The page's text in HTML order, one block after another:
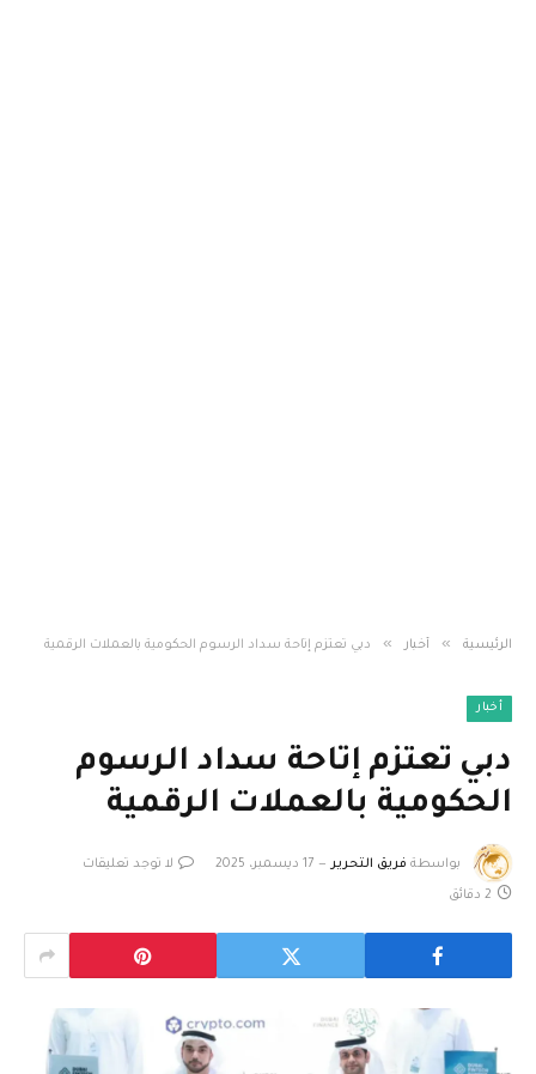
الرئيسية » أخبار » دبي تعتزم إتاحة سداد الرسوم الحكومية بالعملات الرقمية
أخبار
دبي تعتزم إتاحة سداد الرسوم
الحكومية بالعملات الرقمية
بواسطة فريق التحرير 17 ديسمبر، 2025 لا توجد تعليقات
2 دقائق